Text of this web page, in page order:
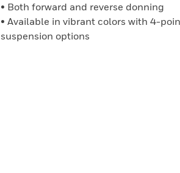
• Both forward and reverse donning
• Available in vibrant colors with 4-
suspension options